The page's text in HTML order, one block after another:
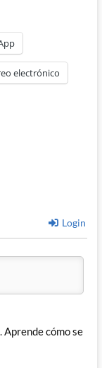
electrónico
Login
Aprende cómo se